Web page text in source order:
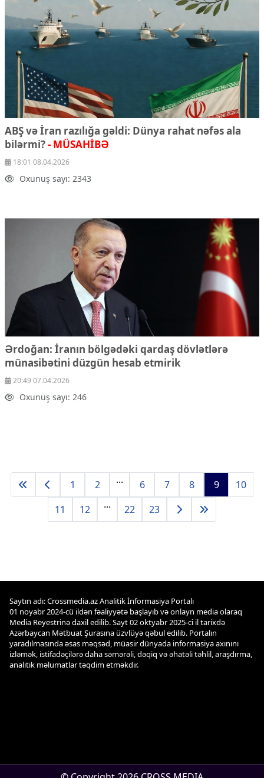
ABŞ və İran razılığa gəldi: Dünya rahat nəfəs ala
bilərmi?- MÜSAHİBƏ
18:01 08.04.2026
Oxunuş sayı: 2343
Ərdoğan: İranın bölgədəki qardaş dövlətlərə
münasibətini düzgün hesab etmirik
20:49 07.04.2026
Oxunuş sayı: 246
1 2 ... 6 7 8 9
10
11
12 ... 22 23
Saytın adı: Crossmedia.az Analitik İnformasiya Portalı
01 noyabr 2024-cü ildən fəaliyyətə başlayıb və onlayn media olaraq
Media Reyestrinə daxil edilib. Sayt 02 oktyabr 2025-ci il tarixdə
Azərbaycan Mətbuat Şurasına üzvlüyə qəbul edilib. Portalın
yaradılmasında əsas məqsəd, müasir dünyada informasiya axınını
izləmək, istifadəçilərə daha səmərəli, dəqiq və əhatəli təhlil, araşdırma,
analitik məlumatlar təqdim etməkdir.